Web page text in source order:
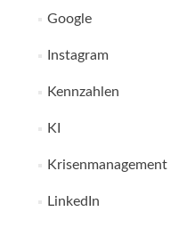
Google
Instagram
Kennzahlen
KI
Krisenmanagement
LinkedIn